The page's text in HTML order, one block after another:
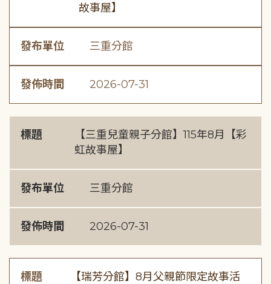
故事屋】
發布單位 三重分館
發佈時間 2026-07-31
標題
【三重兒童親子分館】115年8月【彩
虹故事屋】
發布單位 三重分館
發佈時間 2026-07-31
標題
【瑞芳分館】8月父親節限定故事活